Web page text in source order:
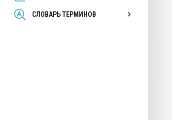
СЛОВАРЬ ТЕРМИНОВ